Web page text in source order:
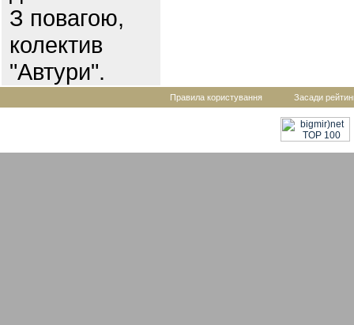
З повагою,
колектив
"Автури".
Правила користування Засади